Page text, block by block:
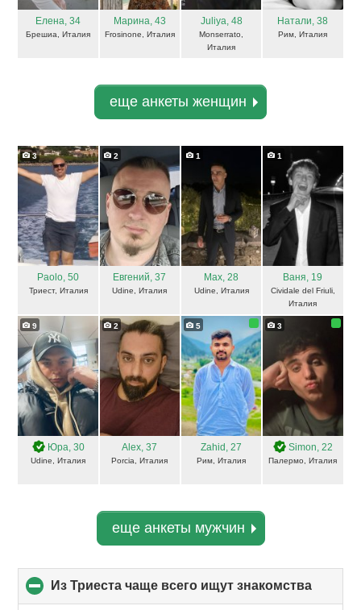
Елена, 34
Брешиа, Италия
Марина, 43
Frosinone, Италия
Juliya, 48
Monserrato,
Италия
Натали, 38
Рим, Италия
еще анкеты женщин
3
Paolo, 50
Триест, Италия
2
Евгений, 37
Udine, Италия
1
Max, 28
Udine, Италия
1
Ваня, 19
Cividale del Friuli,
Италия
9
Юра, 30
Udine, Италия
2
Alex, 37
Porcia, Италия
5
Zahid , 27
Рим, Италия
3
Simon, 22
Палермо, Италия
еще анкеты мужчин
Из Триеста чаще всего ищут знакомства
to